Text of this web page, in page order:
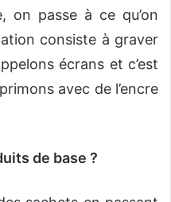
on passe à ce qu’on
consiste à graver
écrans et c’est
avec de l’encre
de base ?